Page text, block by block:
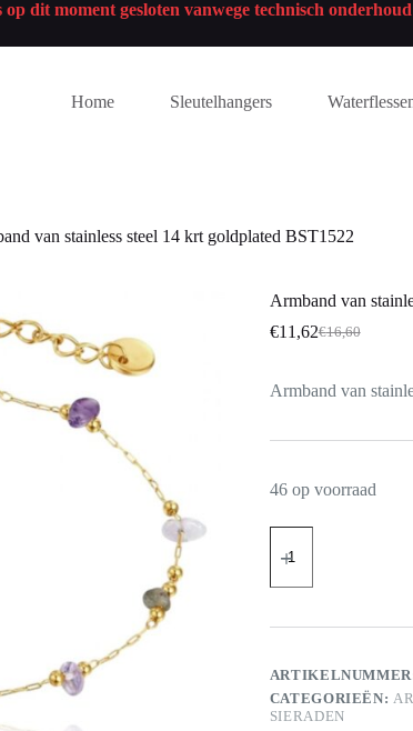
dit moment gesloten vanwege technisch onderhoud
Home Sleutelhangers
van stainless steel 14 krt goldplated BST1522
Armband van
€16,60
€11,62
Armband van
46 op voorraad
CATEGORIEËN:
SIERADEN